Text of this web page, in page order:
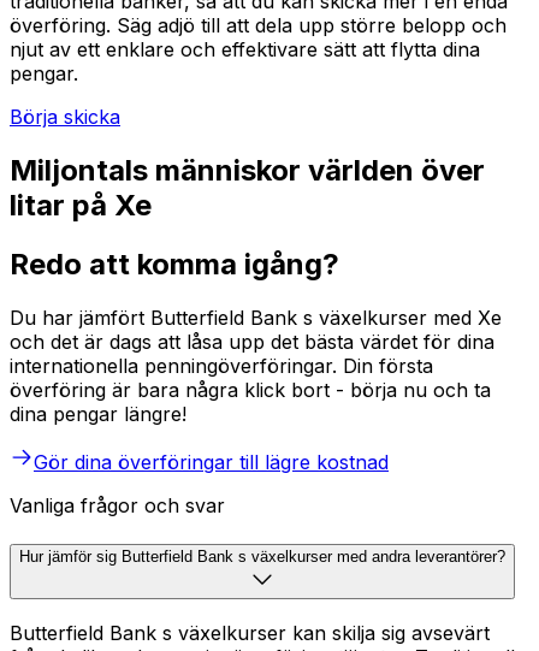
överföring. Säg adjö till att dela upp större belopp och
njut av ett enklare och effektivare sätt att flytta dina
pengar.
Börja skicka
Miljontals människor världen över
litar på Xe
Redo att komma igång?
Du har jämfört Butterfield Bank s växelkurser med Xe
och det är dags att låsa upp det bästa värdet för dina
internationella penningöverföringar. Din första
överföring är bara några klick bort - börja nu och ta
dina pengar längre!
Gör dina överföringar till lägre kostnad
Vanliga frågor och svar
Hur jämför sig Butterfield Bank s växelkurser med andra leverantörer?
Butterfield Bank s växelkurser kan skilja sig avsevärt